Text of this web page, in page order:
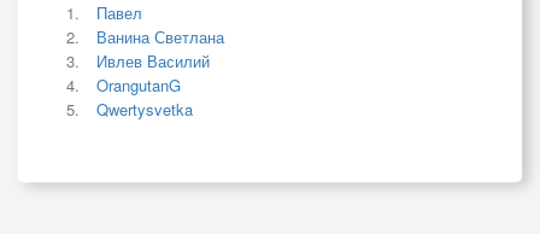
Павел
Ванина Светлана
Ивлев Василий
OrangutanG
Qwertysvetka